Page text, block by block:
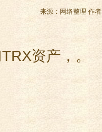
来源：网络整理 作
资产，。